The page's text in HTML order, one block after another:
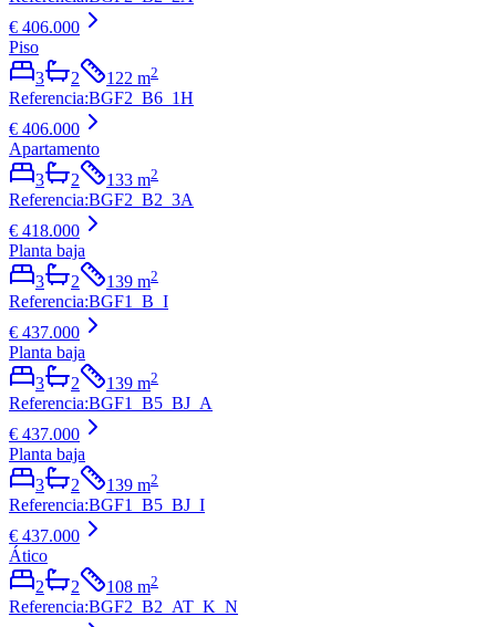
€ 406.000
Piso
3
2 122 m2
Referencia:BGF2_B6_1H
€ 406.000
Apartamento
3
2 133 m2
Referencia:BGF2_B2_3A
€ 418.000
Planta baja
3
2 139 m2
Referencia:BGF1_B_I
€ 437.000
Planta baja
3
2 139 m2
Referencia:BGF1_B5_BJ_A
€ 437.000
Planta baja
3
2 139 m2
Referencia:BGF1_B5_BJ_I
€ 437.000
Ático
2
2 108 m2
Referencia:BGF2_B2_AT_K_N